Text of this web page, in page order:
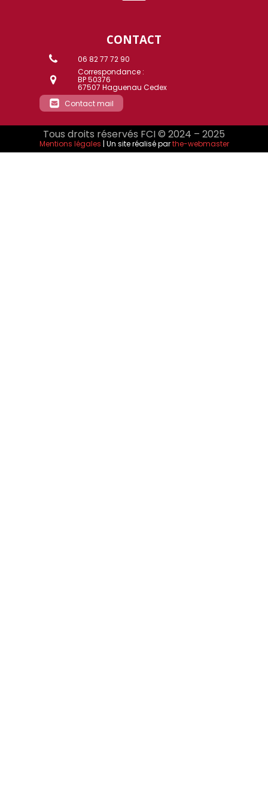
CONTACT
06 82 77 72 90
Correspondance :
BP 50376
67507 Haguenau Cedex
Contact mail
Tous droits réservés FCI © 2024 – 2025
Mentions légales | Un site réalisé parthe-webmaster